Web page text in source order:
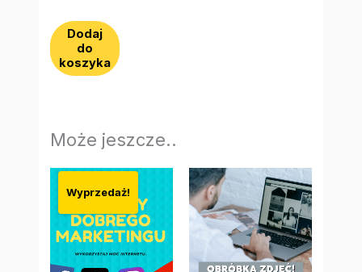
Dodaj
do
koszyka
Może jeszcze..
Wyprzedaż!
Pierwotna
cena
wynosiła:
290,00 zł.
Aktualna
cena
wynosi:
199,00 zł.